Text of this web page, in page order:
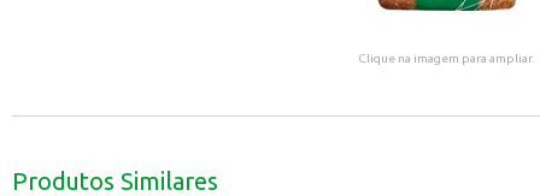
Clique na imagem para ampliar.
Produtos Similares